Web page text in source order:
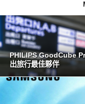
PHILIPS GoodCube
出旅行最佳夥伴